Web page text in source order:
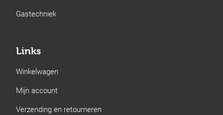
Gastechniek
Links
Winkelwagen
Mijn account
Verzending en retourneren